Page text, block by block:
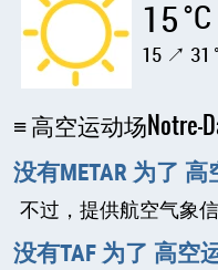
15°C
15 ↗ 31
高空运动场Notre-
没有METAR 为了 高
不过，提供航空气象信
没有TAF 为了 高空运